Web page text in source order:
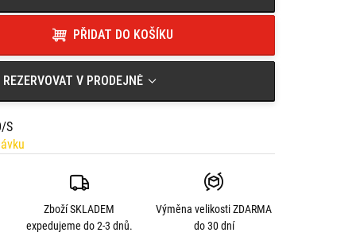
M 37 l - levý,
M 37 l - pravý,
pro PRO boční nosič,
PŘIDAT DO KOŠÍKU
REZERVOVAT V PRODEJNĚ
S
Zboží SKLADEM
expedujeme do 2-3 dnů.
Výměna velikostiZDARMA
do 30 dní